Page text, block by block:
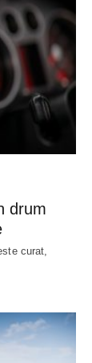
drum
curat,